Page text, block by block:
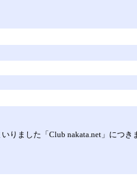
ました「Club nakata.net」につ